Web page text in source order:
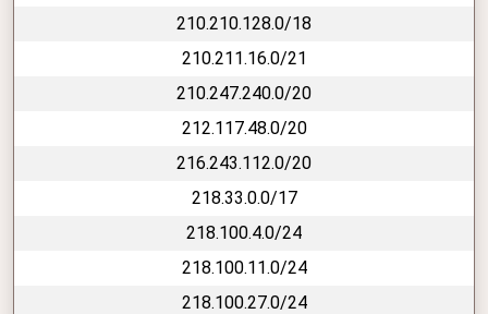
210.210.128.0/18
210.211.16.0/21
210.247.240.0/20
212.117.48.0/20
216.243.112.0/20
218.33.0.0/17
218.100.4.0/24
218.100.11.0/24
218.100.27.0/24